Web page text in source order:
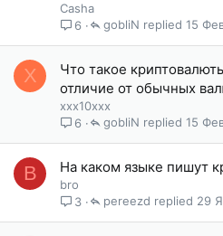
Casha
6
15
gobliN
X
Что такое
отличие от обычных
xxx10xxx
6
15
gobliN
B На каком языке пишут
bro
3
29
pereezd